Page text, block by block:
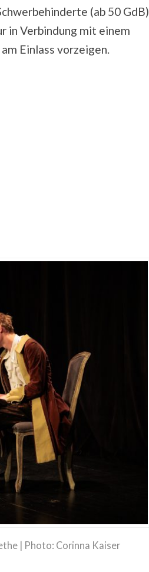
(ab 50 GdB)
in Verbindung mit einem
Einlass vorzeigen.
| Photo: Corinna Kaiser